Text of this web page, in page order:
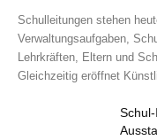
Schulleitungen stehen
Verwaltungsaufgaben,
Lehrkräften, Eltern und
Gleichzeitig eröffnet